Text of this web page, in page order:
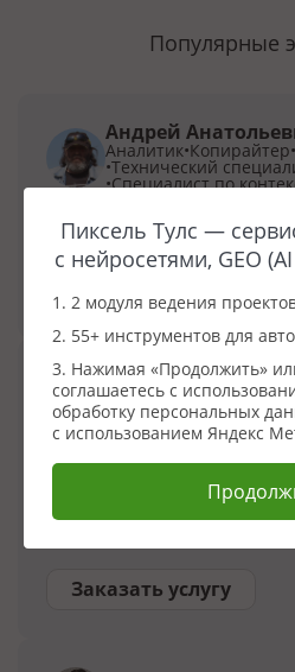
Популярные
Андрей
Аналитик Копирайтер
Технический
Специалист по
Статус
Сосновский
SEO-специалист
Заказать услугу
Пиксель Тулс —
с нейросетями, GEO
1. 2 модуля ведения
2. 55+ инструментов для
3. Нажимая «Продолжить»
соглашаетесь с
обработку персональных
с использованием Яндекс